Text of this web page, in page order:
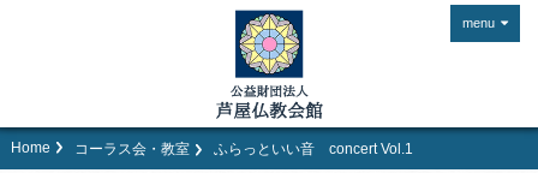
menu
Home コーラス会・教室 ふらっといい音 concert Vol.1